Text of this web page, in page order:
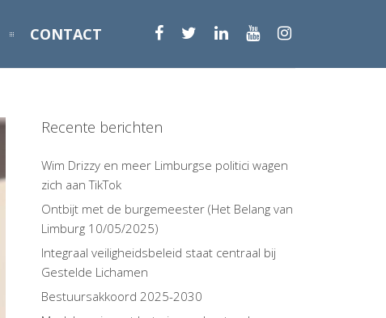
CONTACT
Recente berichten
Wim Drizzy en meer Limburgse politici wagen
zich aan TikTok
Ontbijt met de burgemeester (Het Belang van
Limburg 10/05/2025)
Integraal veiligheidsbeleid staat centraal bij
Gestelde Lichamen
Bestuursakkoord 2025-2030